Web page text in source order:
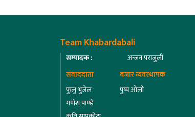
Team Khabardabali
सम्पादक :
अन्जन पराजुली
संवाददाता
फुलु भुजेल
गणेश पाण्डे
बजार व्यवस्थापक
पुष्प ओली